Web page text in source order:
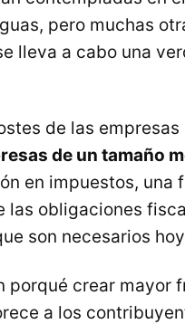
pero muchas
lleva a cabo una
de las
de un tamaño
en impuestos, una
obligaciones
son necesarios
porqué crear mayor
a los